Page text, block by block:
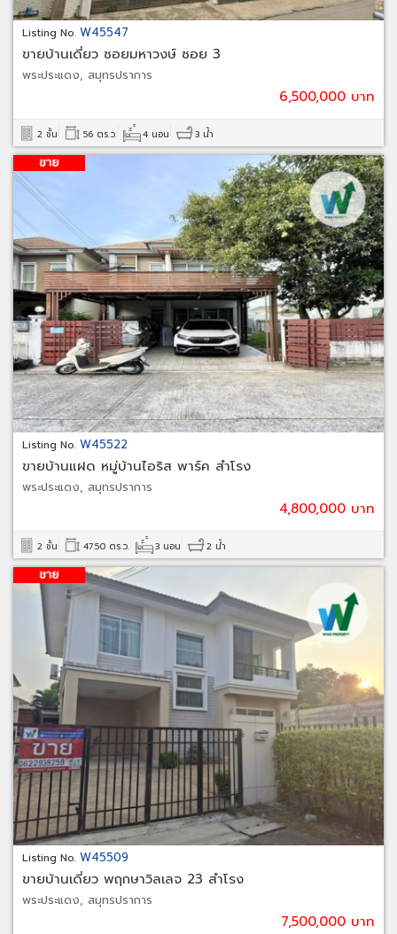
Listing No. W45547
ขายบ้านเดี่ยว ซอยมหาวงษ์ ซอย 3
พระประแดง, สมุทรปราการ
6,500,000 บาท
2 ชั้น 56 ตร.ว. 4 นอน 3 น้ำ
Listing No. W45522
ขายบ้านแฝด หมู่บ้านไอริส พาร์ค สำโรง
พระประแดง, สมุทรปราการ
4,800,000 บาท
2 ชั้น 47.50 ตร.ว. 3 นอน 2 น้ำ
Listing No. W45509
ขายบ้านเดี่ยว พฤกษาวิลเลจ 23 สำโรง
พระประแดง, สมุทรปราการ
7,500,000 บาท